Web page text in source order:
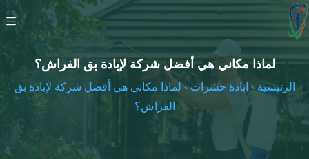
لماذا مكاني هي أفضل شركة لإبادة بق الفراش؟
الرئيسية › ابادة حشرات›لماذا مكاني هي أفضل شركة لإبادة بق
الفراش؟